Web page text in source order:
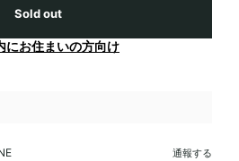
Sold out
にお住まいの方向け
通報する